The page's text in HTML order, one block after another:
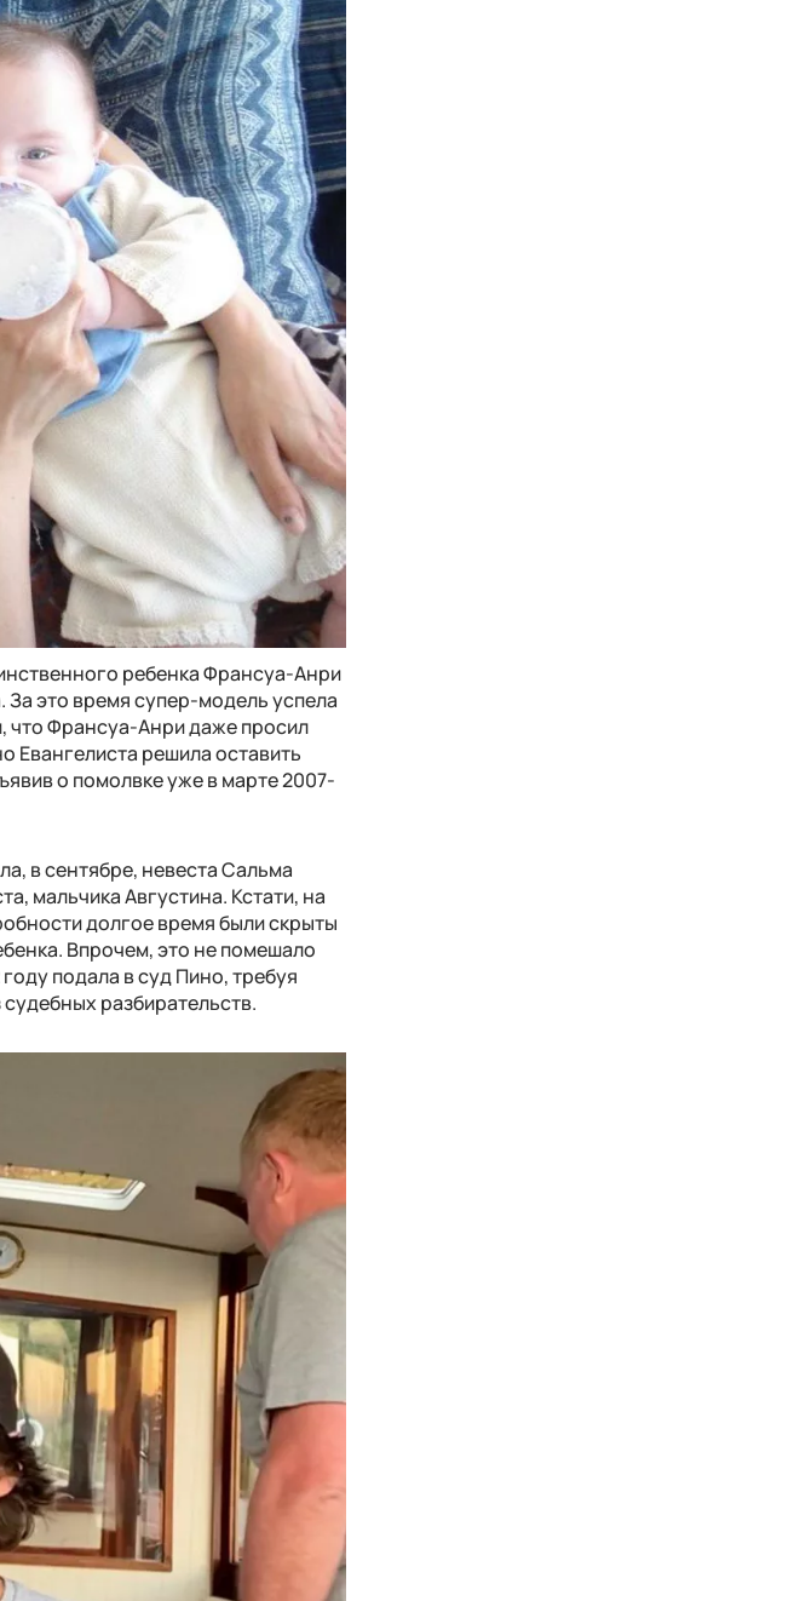
ребенка Франсуа-Анри
За это время супер-модель успела
что Франсуа-Анри даже просил
Евангелиста решила оставить
о помолвке уже в марте 2007-
в сентябре, невеста Сальма
мальчика Августина. Кстати, на
долгое время были скрыты
Впрочем, это не помешало
подала в суд Пино, требуя
разбирательств.